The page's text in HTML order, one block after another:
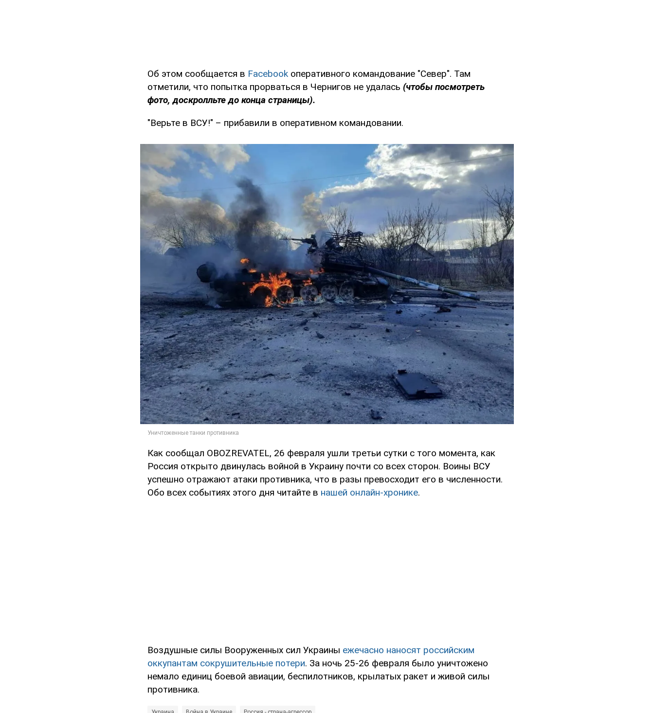
Об этом сообщается в Facebook оперативного командование "Север". Там
отметили, что попытка прорваться в Чернигов не удалась (чтобы посмотреть
фото, доскролльте до конца страницы).
"Верьте в ВСУ!" – прибавили в оперативном командовании.
Как сообщал OBOZREVATEL, 26 февраля ушли третьи сутки с того момента, как
Россия открыто двинулась войной в Украину почти со всех сторон. Воины ВСУ
успешно отражают атаки противника, что в разы превосходит его в численности.
Обо всех событиях этого дня читайте в нашей онлайн-хронике.
Воздушные силы Вооруженных сил Украины ежечасно наносят российским
оккупантам сокрушительные потери. За ночь 25-26 февраля было уничтожено
немало единиц боевой авиации, беспилотников, крылатых ракет и живой силы
противника.